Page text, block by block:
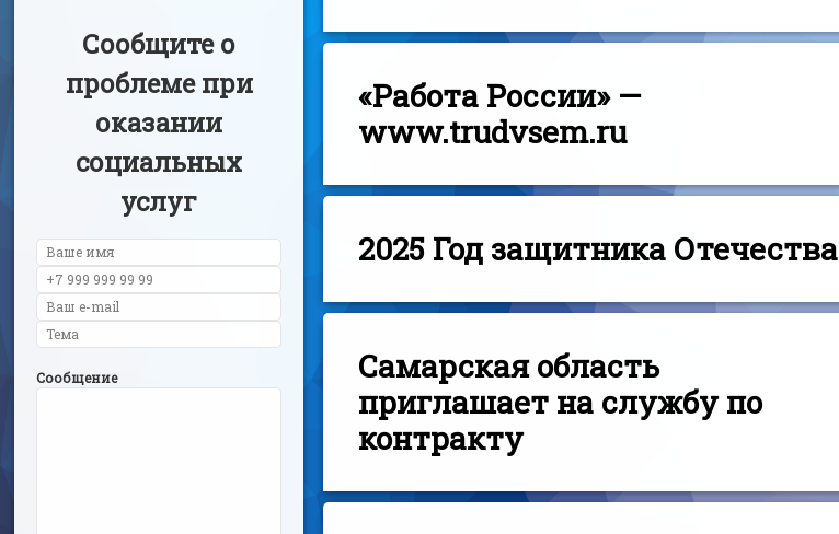
«Работа России» —
www.trudvsem.ru
2025 Год защитника Отечества
Самарская область
приглашает на службу по
контракту
Сообщите о
проблеме при
оказании
социальных
услуг
Сообщение